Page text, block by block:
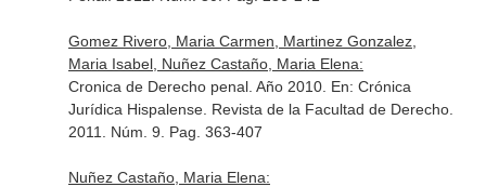
Gomez Rivero, Maria Carmen, Martinez Gonzalez,
Maria Isabel, Nuñez Castaño, Maria Elena:
Cronica de Derecho penal. Año 2010. En: Crónica
Jurídica Hispalense. Revista de la Facultad de Derecho.
2011. Núm. 9. Pag. 363-407
Nuñez Castaño, Maria Elena: